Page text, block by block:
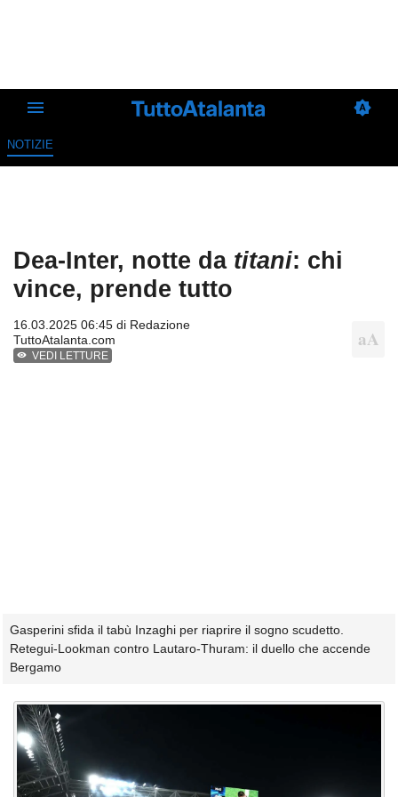
NOTIZIE
Dea-Inter, notte da titani: chi
vince, prende tutto
16.03.2025 06:45 di Redazione
TuttoAtalanta.com
VEDI LETTURE
Gasperini sfida il tabù Inzaghi per riaprire il sogno scudetto.
Retegui-Lookman contro Lautaro-Thuram: il duello che accende
Bergamo